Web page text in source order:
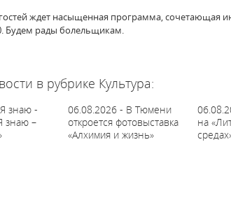
ждет насыщенная программа, сочетающая
Будем рады болельщикам.
в рубрике Культура:
знаю -
знаю –
06.08.2026 - В Тюмени
откроется фотовыставка
«Алхимия и жизнь»
на